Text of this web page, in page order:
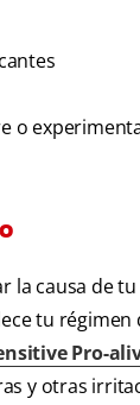
o
la causa de
tu
Pro-
y otras